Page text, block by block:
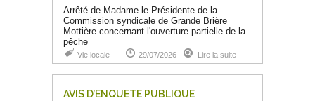
Arrêté de Madame le Présidente de la
Commission syndicale de Grande Brière
Mottière concernant l'ouverture partielle de la
pêche
Vie locale 29/07/2026 Lire la suite
AVIS D’ENQUETE PUBLIQUE